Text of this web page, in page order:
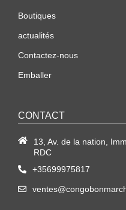
Boutiques
actualités
Contactez-nous
Emballer
CONTACT
13, Av. de la nation,
RDC
+35699975817